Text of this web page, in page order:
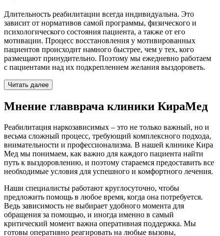
Длительность реабилитации всегда индивидуальна. Это
зависит от нормативов самой программы, физического и
психологического состояния пациента, а также от его
мотивации. Процесс восстановления у мотивированных
пациентов происходит намного быстрее, чем у тех, кого
размещают принудительно. Поэтому мы ежедневно работаем
с пациентами над их подкреплением желания выздороветь.
Читать далее
Мнение главврача клиники КираМед
Реабилитация наркозависимых – это не только важный, но и
весьма сложный процесс, требующий комплексного подхода,
внимательности и профессионализма. В нашей клинике Кира
Мед мы понимаем, как важно для каждого пациента найти
путь к выздоровлению, и поэтому стараемся предоставить все
необходимые условия для успешного и комфортного лечения.
Наши специалисты работают круглосуточно, чтобы
предложить помощь в любое время, когда она потребуется.
Ведь зависимость не выбирает удобного момента для
обращения за помощью, и иногда именно в самый
критический момент важна оперативная поддержка. Мы
готовы оперативно реагировать на любые вызовы,